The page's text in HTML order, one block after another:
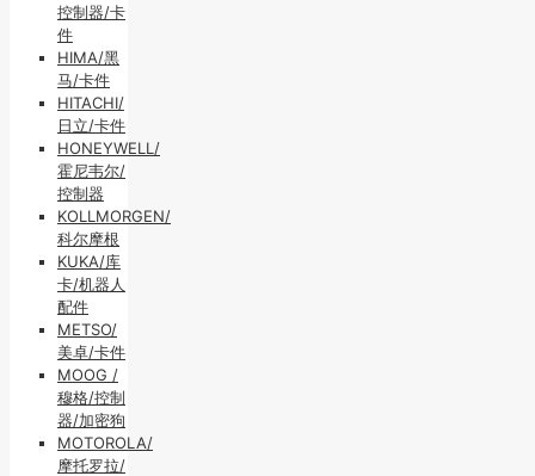
控制器/卡
件
HIMA/黑
马/卡件
HITACHI/
日立/卡件
HONEYWELL/
霍尼韦尔/
控制器
KOLLMORGEN/
科尔摩根
KUKA/库
卡/机器人
配件
METSO/
美卓/卡件
MOOG /
穆格/控制
器/加密狗
MOTOROLA/
摩托罗拉/